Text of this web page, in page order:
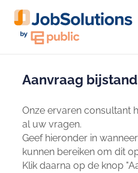
Aanvraag bijstand
Onze ervaren consultant
al uw vragen.
Geef hieronder in
kunnen bereiken om dit
Klik daarna op de knop